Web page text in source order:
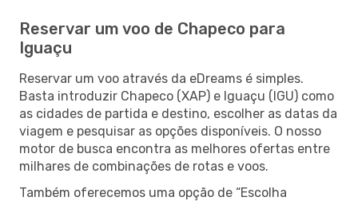
Reservar um voo de Chapeco para
Iguaçu
Reservar um voo através da eDreams é simples.
Basta introduzir Chapeco (XAP) e Iguaçu (IGU) como
as cidades de partida e destino, escolher as datas da
viagem e pesquisar as opções disponíveis. O nosso
motor de busca encontra as melhores ofertas entre
milhares de combinações de rotas e voos.
Também oferecemos uma opção de “Escolha